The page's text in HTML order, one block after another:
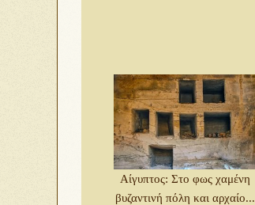
Αίγυπτος: Στο φως χαμένη
βυζαντινή πόλη και αρχαίο...